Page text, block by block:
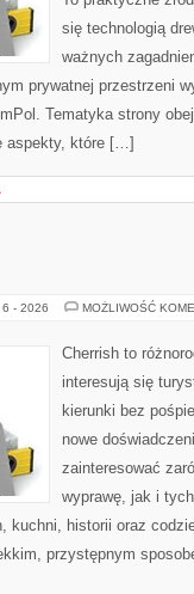
się technologią
ważnych
prywatnej przestrzeni
Tematyka strony
aspekty, które […]
6 - 2026 MOŻLIWOŚĆ
Cherrish to
interesują się
kierunki bez
nowe
zainteresować
wyprawę, jak i
kuchni, historii oraz
przystępnym